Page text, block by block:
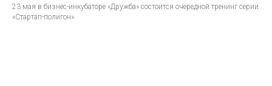
23 мая в бизнес-инкубаторе «Дружба» состоится очередной тренинг серии
«Стартап-полигон».